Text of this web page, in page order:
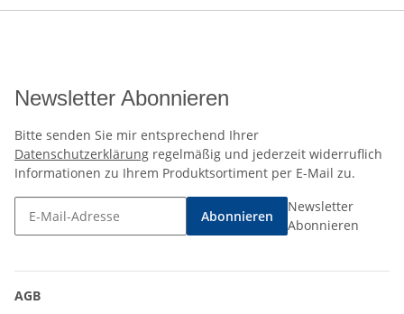
Newsletter Abonnieren
Bitte senden Sie mir entsprechend Ihrer
Datenschutzerklärung regelmäßig und jederzeit widerruflich
Informationen zu Ihrem Produktsortiment per E-Mail zu.
Abonnieren
Newsletter
Abonnieren
AGB